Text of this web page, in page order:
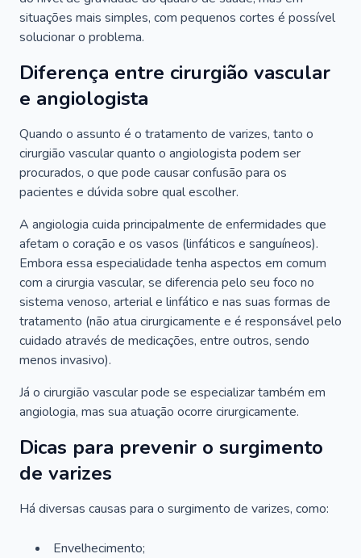
situações mais simples, com pequenos cortes é possível
solucionar o problema.
Diferença entre cirurgião vascular
e angiologista
Quando o assunto é o tratamento de varizes, tanto o
cirurgião vascular quanto o angiologista podem ser
procurados, o que pode causar confusão para os
pacientes e dúvida sobre qual escolher.
A angiologia cuida principalmente de enfermidades que
afetam o coração e os vasos (linfáticos e sanguíneos).
Embora essa especialidade tenha aspectos em comum
com a cirurgia vascular, se diferencia pelo seu foco no
sistema venoso, arterial e linfático e nas suas formas de
tratamento (não atua cirurgicamente e é responsável pelo
cuidado através de medicações, entre outros, sendo
menos invasivo).
Já o cirurgião vascular pode se especializar também em
angiologia, mas sua atuação ocorre cirurgicamente.
Dicas para prevenir o surgimento
de varizes
Há diversas causas para o surgimento de varizes, como:
Envelhecimento;